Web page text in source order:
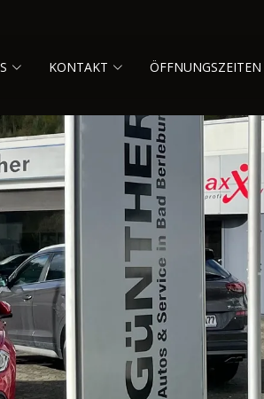
KONTAKT ÖFFNUNGSZEITEN